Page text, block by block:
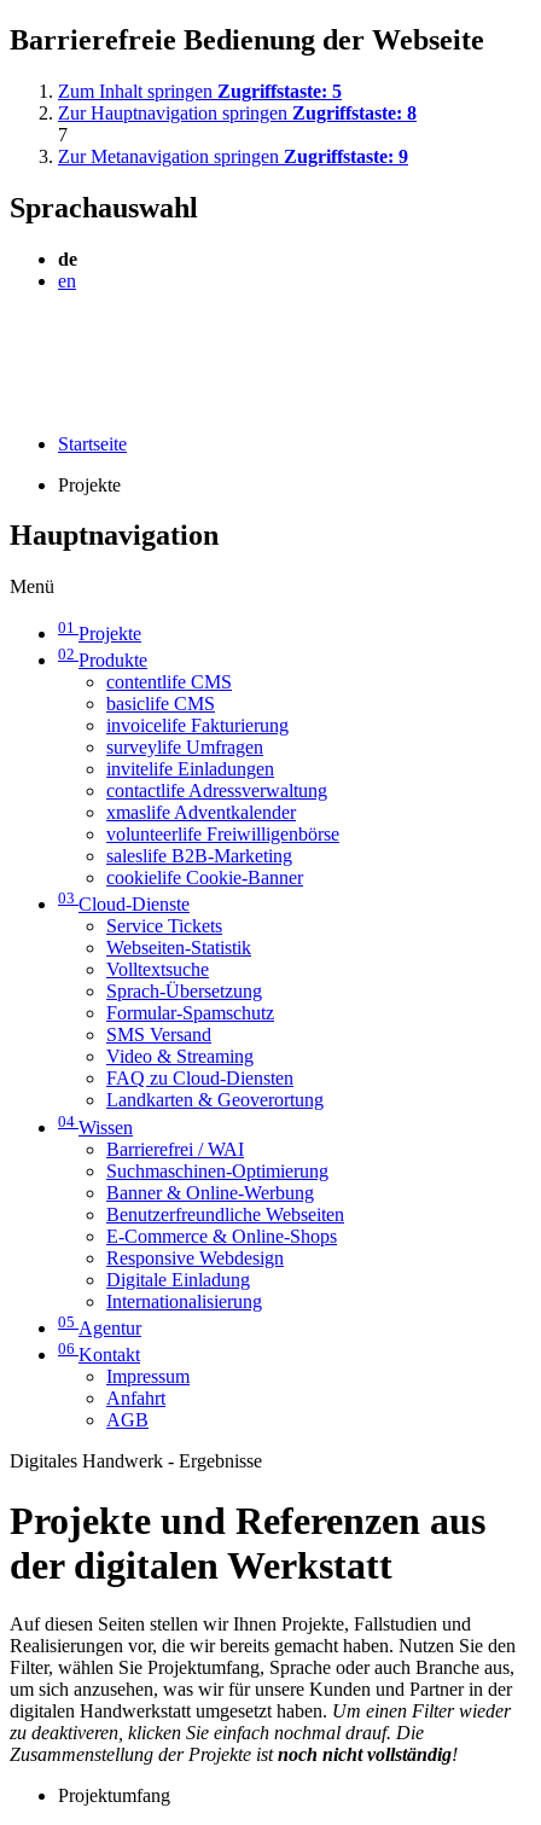
Barrierefreie Bedienung der Webseite
Zum Inhalt springen Zugriffstaste: 5
Zur Hauptnavigation springen Zugriffstaste: 8
7
Zur Metanavigation springen Zugriffstaste: 9
Sprachauswahl
de
en
Startseite
Projekte
Hauptnavigation
Menü
01 Projekte
02 Produkte
contentlife CMS
basiclife CMS
invoicelife Fakturierung
surveylife Umfragen
invitelife Einladungen
contactlife Adressverwaltung
xmaslife Adventkalender
volunteerlife Freiwilligenbörse
saleslife B2B-Marketing
cookielife Cookie-Banner
03 Cloud-Dienste
Service Tickets
Webseiten-Statistik
Volltextsuche
Sprach-Übersetzung
Formular-Spamschutz
SMS Versand
Video & Streaming
FAQ zu Cloud-Diensten
Landkarten & Geoverortung
04 Wissen
Barrierefrei / WAI
Suchmaschinen-Optimierung
Banner & Online-Werbung
Benutzerfreundliche Webseiten
E-Commerce & Online-Shops
Responsive Webdesign
Digitale Einladung
Internationalisierung
05 Agentur
06 Kontakt
Impressum
Anfahrt
AGB
Digitales Handwerk - Ergebnisse
Projekte und Referenzen aus
der digitalen Werkstatt
Auf diesen Seiten stellen wir Ihnen Projekte, Fallstudien und
Realisierungen vor, die wir bereits gemacht haben. Nutzen Sie den
Filter, wählen Sie Projektumfang, Sprache oder auch Branche aus,
um sich anzusehen, was wir für unsere Kunden und Partner in der
digitalen Handwerkstatt umgesetzt haben. Um einen Filter wieder
zu deaktiveren, klicken Sie einfach nochmal drauf. Die
Zusammenstellung der Projekte istnoch nicht vollständig!
Projektumfang